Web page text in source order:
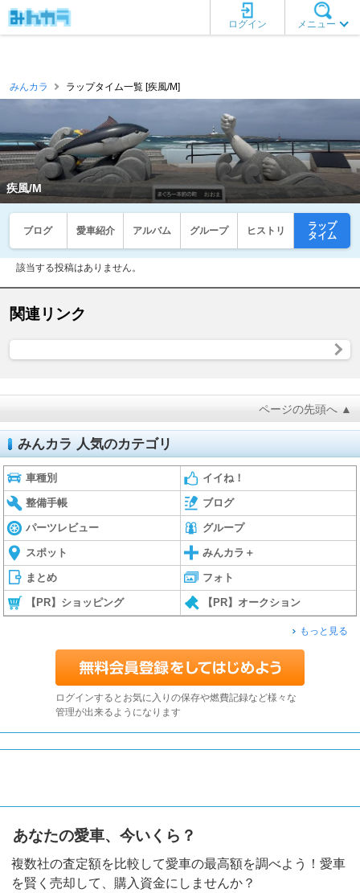
メニュー
ログイン
みんカラ ラップタイム一覧 [疾風/M]
疾風/M
ブログ 愛車紹介 アルバム グループ ヒストリ
ラップ
タイム
該当する投稿はありません。
関連リンク
ページの先頭へ ▲
みんカラ 人気のカテゴリ
車種別 イイね！
整備手帳 ブログ
パーツレビュー グループ
スポット みんカラ＋
まとめ フォト
【PR】ショッピング 【PR】オークション
もっと見る
ログインするとお気に入りの保存や燃費記録など様々な
管理が出来るようになります
あなたの愛車、今いくら？
複数社の査定額を比較して愛車の最高額を調べよう！愛車
を賢く売却して、購入資金にしませんか？